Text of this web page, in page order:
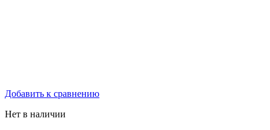
Добавить к сравнению
Нет в наличии